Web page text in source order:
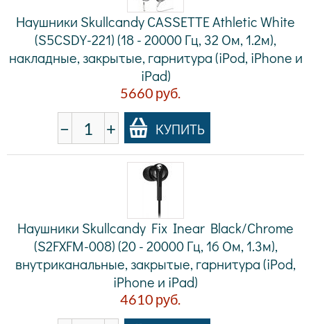
Наушники Skullcandy CASSETTE Athletic White
(S5CSDY-221) (18 - 20000 Гц, 32 Ом, 1.2м),
накладные, закрытые, гарнитура (iPod, iPhone и
iPad)
5660 руб.
− + КУПИТЬ
Наушники Skullcandy Fix Inear Black/Chrome
(S2FXFM-008) (20 - 20000 Гц, 16 Ом, 1.3м),
внутриканальные, закрытые, гарнитура (iPod,
iPhone и iPad)
4610 руб.